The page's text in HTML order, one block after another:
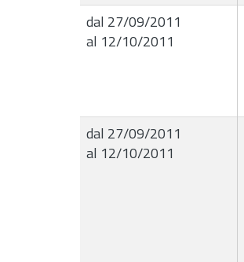
dal 27/09/2011
al 12/10/2011
dal 27/09/2011
al 12/10/2011